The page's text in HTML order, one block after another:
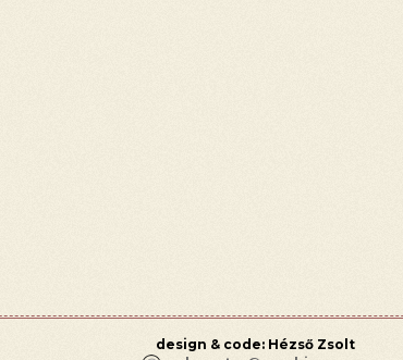
design & code: Hézső Zsolt